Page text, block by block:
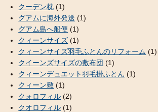
クーデン枕 (1)
グアムに海外発送 (1)
グアム島へ船便 (1)
クィーンサイズ (1)
クィーンサイズ羽毛ふとんのリフォーム (1)
クイーンズサイズの敷布団 (1)
クィーンデュエット羽毛掛ふとん (1)
クィーン敷 (1)
クォロフィル (2)
クオロフィル (1)